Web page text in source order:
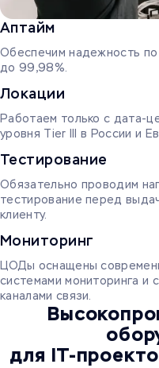
Аптайм
Обеспечим надежность по
до 99,98%.
Локации
Работаем только с дата-
уровня Tier III в России и
Тестирование
Обязательно проводим
тестирование перед
клиенту.
Мониторинг
ЦОДы оснащены
системами мониторинга и
каналами связи.
для IT-